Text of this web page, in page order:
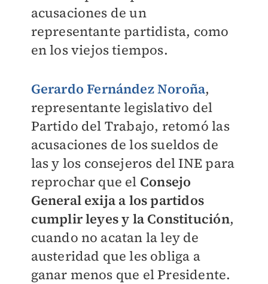
acusaciones de un
representante partidista, como
en los viejos tiempos.
Gerardo Fernández Noroña,
representante legislativo del
Partido del Trabajo, retomó las
acusaciones de los sueldos de
las y los consejeros del INE para
reprochar que el Consejo
General exija a los partidos
cumplir leyes y la Constitución,
cuando no acatan la ley de
austeridad que les obliga a
ganar menos que el Presidente.